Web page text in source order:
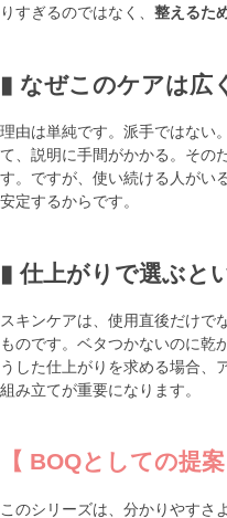
りすぎるのではなく、 整えるた
▮ なぜこのケアは広
理由は単純です。派手ではない
て、説明に手間がかかる。その
す。ですが、使い続ける人がい
安定するからです。
▮ 仕上がりで選ぶと
スキンケアは、使用直後だけで
ものです。ベタつかないのに乾
うした仕上がりを求める場合、
組み立てが重要になります。
【 BOQとしての提案
このシリーズは、分かりやすさ